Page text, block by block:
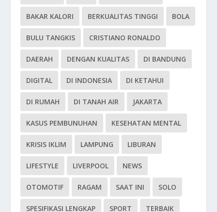
BAKAR KALORI BERKUALITAS TINGGI BOLA
BULU TANGKIS CRISTIANO RONALDO
DAERAH DENGAN KUALITAS DI BANDUNG
DIGITAL DI INDONESIA DI KETAHUI
DI RUMAH DI TANAH AIR JAKARTA
KASUS PEMBUNUHAN KESEHATAN MENTAL
KRISIS IKLIM LAMPUNG LIBURAN
LIFESTYLE LIVERPOOL NEWS
OTOMOTIF RAGAM SAAT INI SOLO
SPESIFIKASI LENGKAP SPORT TERBAIK